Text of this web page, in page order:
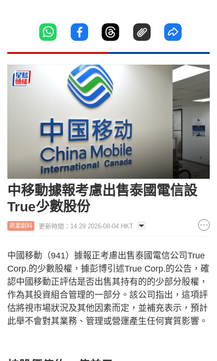
中移動據報考慮出售泰國電信設
True少數股份
商業創科 更新時間：14:29 2026-08-04 HKT
中國移動（941）據報正考慮出售泰國電信公司True
Corp.的少數股權，據彭博引述True Corp.的公告，確
認中國移動正評估是否出售其持有的的少部分股權，
作為其投資組合管理的一部分。該公司指出，這項評
估將視市場狀況及其他因素而定，並補充表示，預計
此舉不會對其業務、管理或營運產生任何實質影響。